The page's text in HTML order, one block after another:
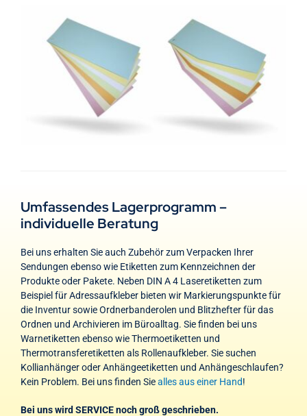
Umfassendes Lagerprogramm –
individuelle Beratung
Bei uns erhalten Sie auch Zubehör zum Verpacken Ihrer
Sendungen ebenso wie Etiketten zum Kennzeichnen der
Produkte oder Pakete. Neben DIN A 4 Laseretiketten zum
Beispiel für Adressaufkleber bieten wir Markierungspunkte für
die Inventur sowie Ordnerbanderolen und Blitzhefter für das
Ordnen und Archivieren im Büroalltag. Sie finden bei uns
Warnetiketten ebenso wie Thermoetiketten und
Thermotransferetiketten als Rollenaufkleber. Sie suchen
Kollianhänger oder Anhängeetiketten und Anhängeschlaufen?
Kein Problem. Bei uns finden Siealles aus einer Hand!
Bei uns wird SERVICE noch groß geschrieben.